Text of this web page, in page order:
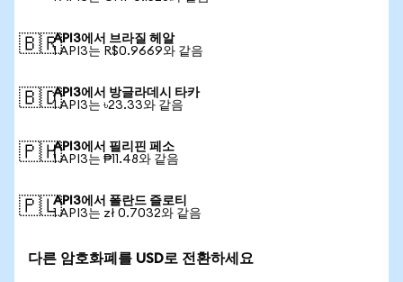
🇧🇷API3에서 브라질 헤알
1 API3는 R$0.9669와 같음
🇧🇩API3에서 방글라데시 타카
1 API3는 ৳23.33와 같음
🇵🇭API3에서 필리핀 페소
1 API3는 ₱11.48와 같음
🇵🇱API3에서 폴란드 즐로티
1 API3는 zł 0.7032와 같음
다른 암호화폐를 USD로 전환하세요